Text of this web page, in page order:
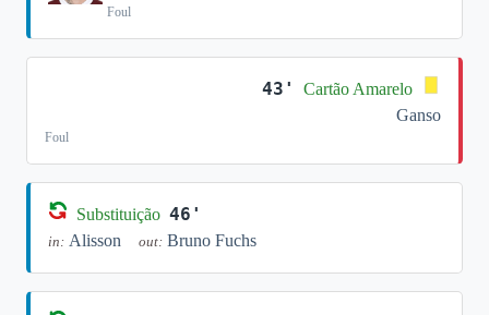
Foul
43'
Cartão Amarelo
Ganso
Foul
Substituição 46'
in: Alisson out: Bruno Fuchs